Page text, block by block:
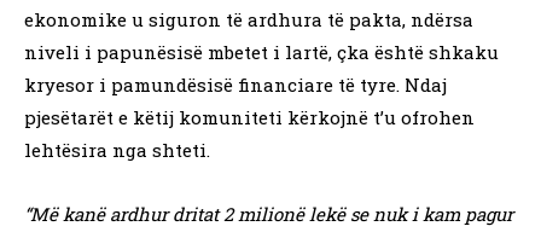
ekonomike u siguron të ardhura të pakta, ndërsa
niveli i papunësisë mbetet i lartë, çka është shkaku
kryesor i pamundësisë financiare të tyre. Ndaj
pjesëtarët e këtij komuniteti kërkojnë t’u ofrohen
lehtësira nga shteti.
“Më kanë ardhur dritat 2 milionë lekë se nuk i kam pagur